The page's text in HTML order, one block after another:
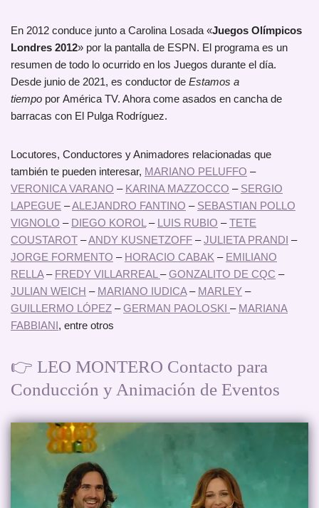
En 2012 conduce junto a Carolina Losada «Juegos Olímpicos
Londres 2012» por la pantalla de ESPN. El programa es un
resumen de todo lo ocurrido en los Juegos durante el día.
Desde junio de 2021, es conductor de Estamos a
tiempo por América TV. Ahora come asados en cancha de
barracas con El Pulga Rodríguez.
Locutores, Conductores y Animadores relacionadas que
también te pueden interesar, MARIANO PELUFFO –
VERONICA VARANO – KARINA MAZZOCCO – SERGIO
LAPEGUE –ALEJANDRO FANTINO – SEBASTIAN POLLO
VIGNOLO – DIEGO KOROL – LUIS RUBIO –TETE
COUSTAROT –ANDY KUSNETZOFF –JULIETA PRANDI –
JORGE FORMENTO – HORACIO CABAK – EMILIANO
RELLA– FREDY VILLARREAL –GONZALITO DE CQC –
JULIAN WEICH – MARIANO IUDICA– MARLEY –
GUILLERMO LÓPEZ –GERMAN PAOLOSKI – MARIANA
FABBIANI, entre otros
👉 LEO MONTERO Contacto para
Conducción y Animación de Eventos